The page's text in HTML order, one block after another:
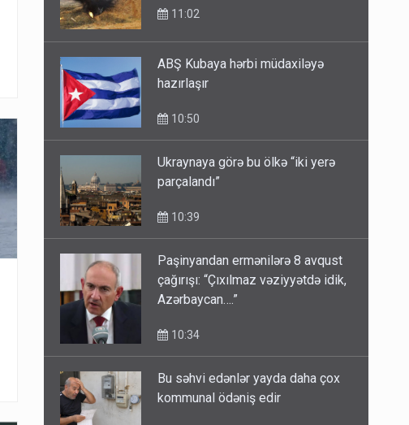
11:02
ABŞ Kubaya hərbi müdaxiləyə
hazırlaşır
10:50
Ukraynaya görə bu ölkə “iki yerə
parçalandı”
10:39
Paşinyandan ermənilərə 8 avqust
çağırışı: “Çıxılmaz vəziyyətdə idik,
Azərbaycan….”
10:34
Bu səhvi edənlər yayda daha çox
kommunal ödəniş edir